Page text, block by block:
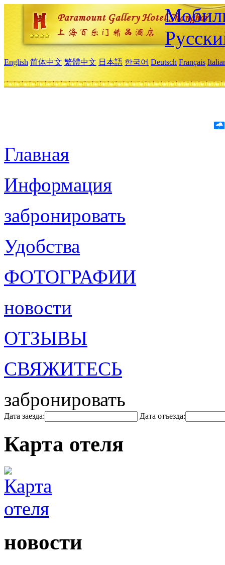
English 简体中文 繁體中文 日本語 한국어 Deutsch Français
Главная
Информация
забронировать
Удобства
ФОТОГРАФИИ
новости
ОТЗЫВЫ
СВЯЖИТЕСЬ
забронировать
Дата заезда: Дата отъезда:
Карта отеля
новости